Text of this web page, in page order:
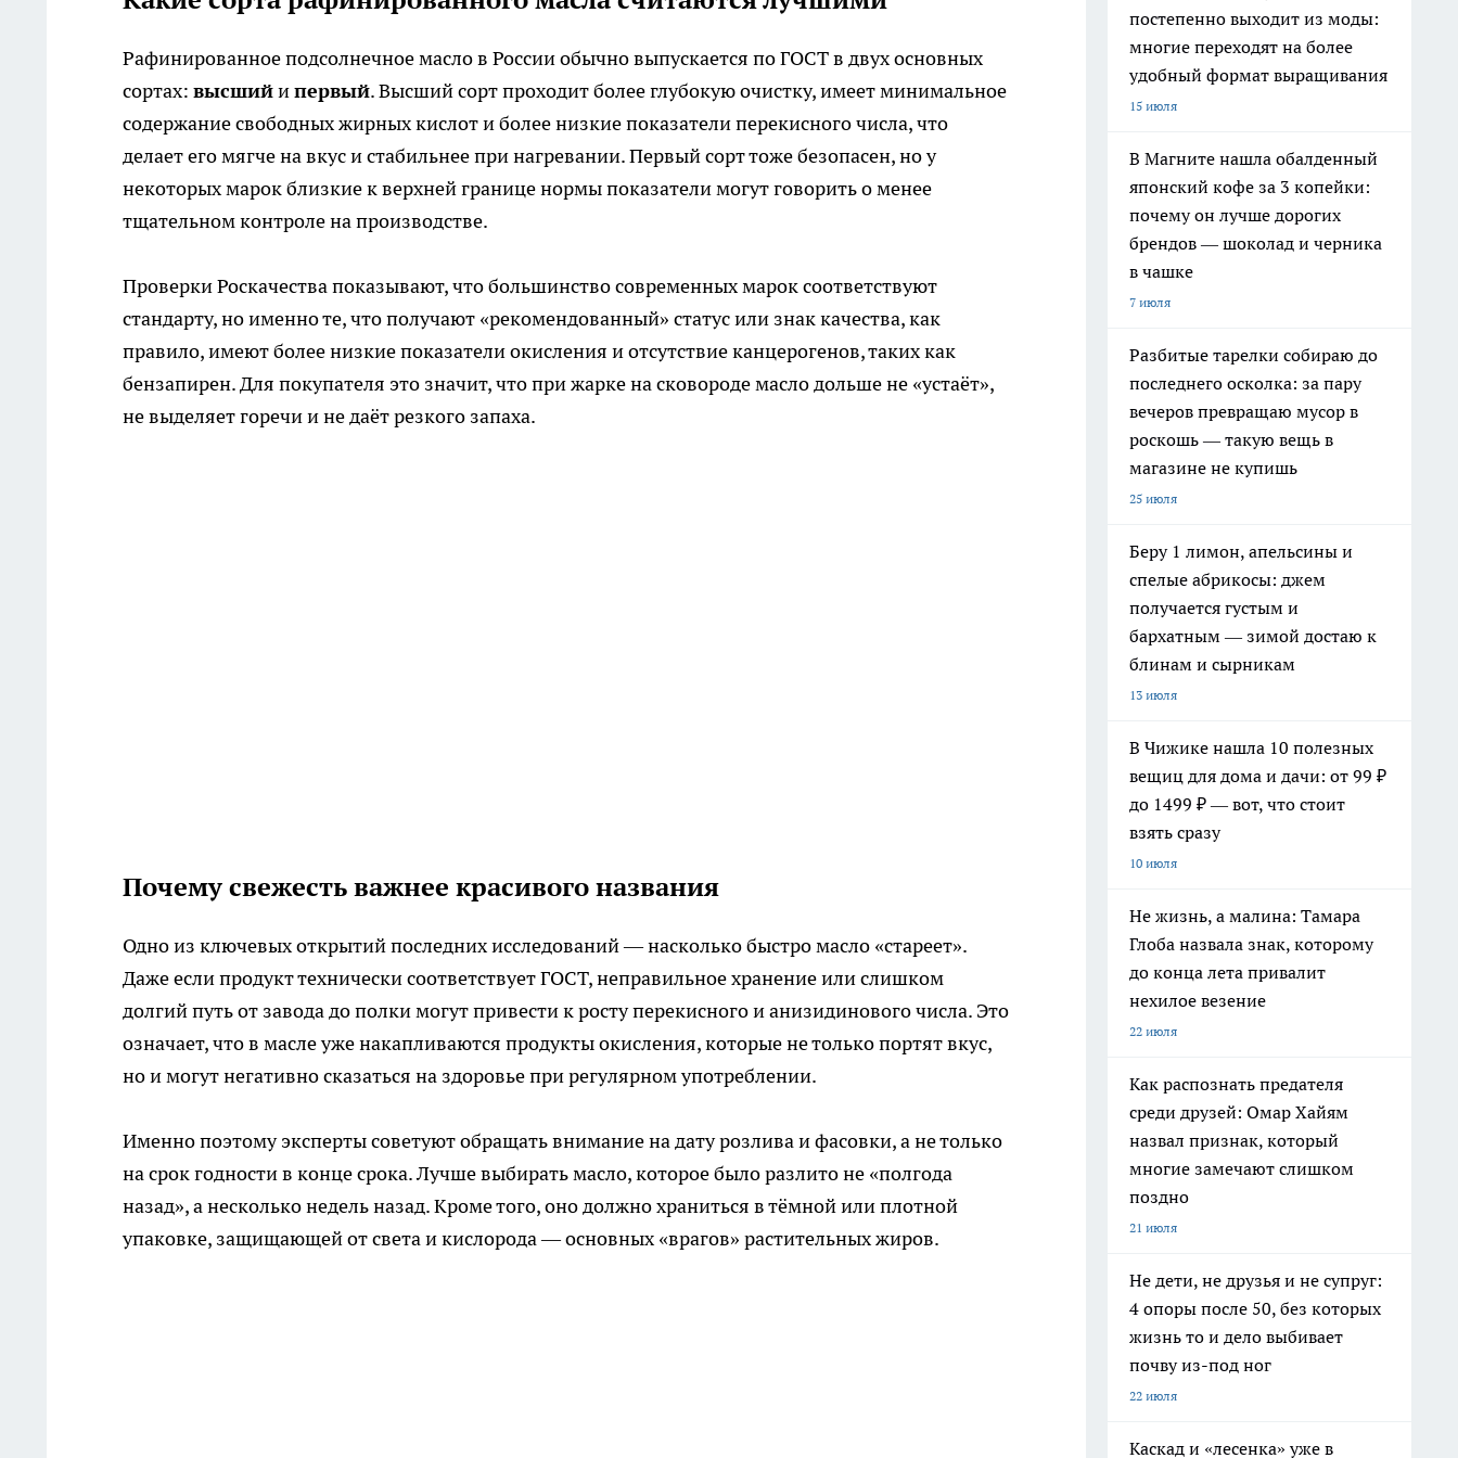
Рафинированное подсолнечное масло в России обычно выпускается по ГОСТ в двух основных
сортах: высшийипервый. Высший сорт проходит более глубокую очистку, имеет минимальное
содержание свободных жирных кислот и более низкие показатели перекисного числа, что
делает его мягче на вкус и стабильнее при нагревании. Первый сорт тоже безопасен, но у
некоторых марок близкие к верхней границе нормы показатели могут говорить о менее
тщательном контроле на производстве.
Проверки Роскачества показывают, что большинство современных марок соответствуют
стандарту, но именно те, что получают «рекомендованный» статус или знак качества, как
правило, имеют более низкие показатели окисления и отсутствие канцерогенов, таких как
бензапирен. Для покупателя это значит, что при жарке на сковороде масло дольше не «устаёт»,
не выделяет горечи и не даёт резкого запаха.
Почему свежесть важнее красивого названия
Одно из ключевых открытий последних исследований — насколько быстро масло «стареет».
Даже если продукт технически соответствует ГОСТ, неправильное хранение или слишком
долгий путь от завода до полки могут привести к росту перекисного и анизидинового числа. Это
означает, что в масле уже накапливаются продукты окисления, которые не только портят вкус,
но и могут негативно сказаться на здоровье при регулярном употреблении.
Именно поэтому эксперты советуют обращать внимание на дату розлива и фасовки, а не только
на срок годности в конце срока. Лучше выбирать масло, которое было разлито не «полгода
назад», а несколько недель назад. Кроме того, оно должно храниться в тёмной или плотной
упаковке, защищающей от света и кислорода — основных «врагов» растительных жиров.
постепенно выходит из моды:
многие переходят на более
удобный формат выращивания
15 июля
В Магните нашла обалденный
японский кофе за 3 копейки:
почему он лучше дорогих
брендов — шоколад и черника
в чашке
7 июля
Разбитые тарелки собираю до
последнего осколка: за пару
вечеров превращаю мусор в
роскошь — такую вещь в
магазине не купишь
25 июля
Беру 1 лимон, апельсины и
спелые абрикосы: джем
получается густым и
бархатным — зимой достаю к
блинам и сырникам
13 июля
В Чижике нашла 10 полезных
вещиц для дома и дачи: от 99 ₽
до 1499 ₽ — вот, что стоит
взять сразу
10 июля
Не жизнь, а малина: Тамара
Глоба назвала знак, которому
до конца лета привалит
нехилое везение
22 июля
Как распознать предателя
среди друзей: Омар Хайям
назвал признак, который
многие замечают слишком
поздно
21 июля
Не дети, не друзья и не супруг:
4 опоры после 50, без которых
жизнь то и дело выбивает
почву из-под ног
22 июля
Каскад и «лесенка» уже в